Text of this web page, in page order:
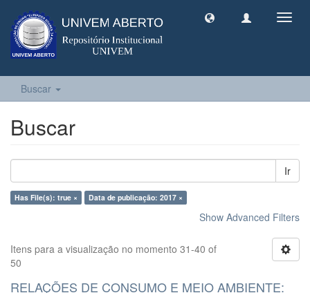
Buscar
Buscar
Ir
Has File(s): true × Data de publicação: 2017 ×
Show Advanced Filters
Itens para a visualização no momento 31-40 of
50
RELAÇÕES DE CONSUMO E MEIO AMBIENTE: